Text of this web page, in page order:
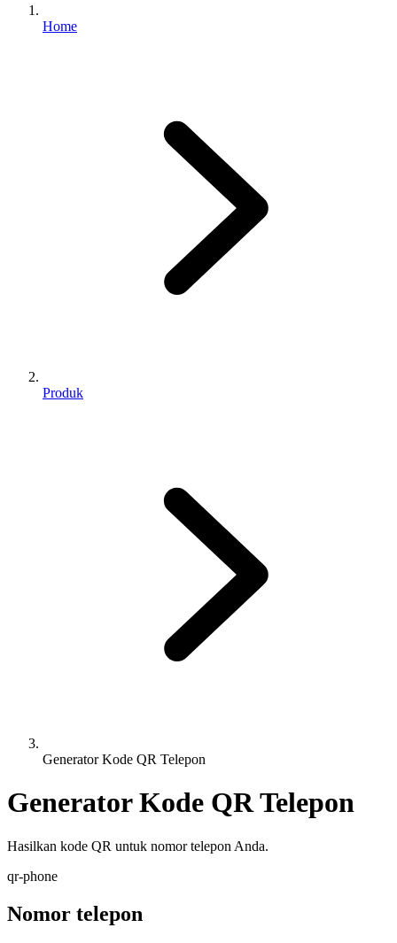
Home
Produk
Generator Kode QR Telepon
Generator Kode QR Telepon
Hasilkan kode QR untuk nomor telepon Anda.
qr-phone
Nomor telepon